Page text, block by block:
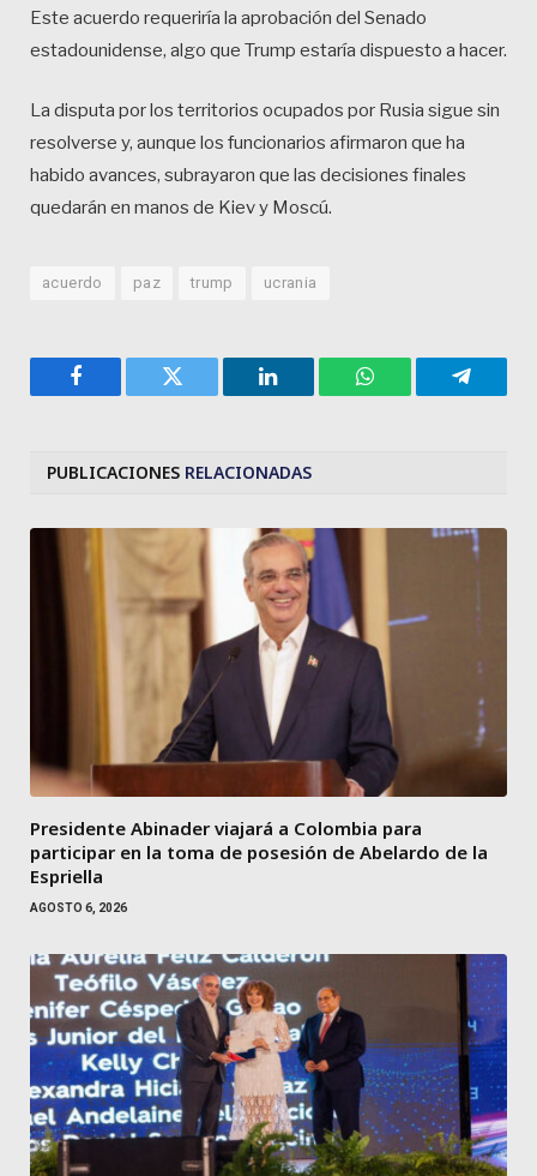
Este acuerdo requeriría la aprobación del Senado
estadounidense, algo que Trump estaría dispuesto a hacer.
La disputa por los territorios ocupados por Rusia sigue sin
resolverse y, aunque los funcionarios afirmaron que ha
habido avances, subrayaron que las decisiones finales
quedarán en manos de Kiev y Moscú.
acuerdo paz trump ucrania
Facebook Twitter LinkedIn WhatsApp
PUBLICACIONES RELACIONADAS
Presidente Abinader viajará a Colombia para
participar en la toma de posesión de Abelardo de la
Espriella
AGOSTO 6, 2026